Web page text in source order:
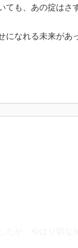
も、あの掟はさ
なれる未来があ
んの「idと人類模